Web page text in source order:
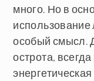
много. Но в
использование
особый смысл.
острота,
энергетическая